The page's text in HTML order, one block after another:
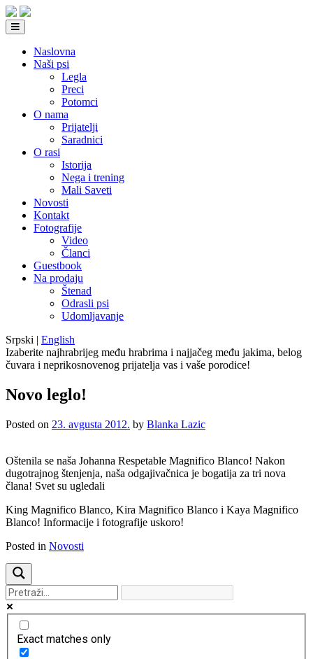
Naslovna
Naši psi
Legla
Preci
Potomci
O nama
Prijatelji
Saradnici
O rasi
Istorija
Nega i trening
Mali Saveti
Novosti
Kontakt
Fotografije
Video
Članci
Guestbook
Na prodaju
Štenad
Odrasli psi
Udomljavanje
Srpski | English
Izaberite najhrabrijeg među hrabrima i najjačeg među jakima, belog
čuvara i neprikosnovenog prijatelja vas i vaše porodice!
Novo leglo!
Posted on 23. avgusta 2012. by Blanka Lazic
Oštenila se naša Johanna Respetable Magnifico Blanco! Nakon
dugotrajnog štenjenja, naša odgajivačnica je bogatija za tri nova
člana! Svet su ugledali
King Magnifico Blanco, Kira Magnifico Blanco i Kaya Magnifico
Blanco! Informacije i fotografije uskoro!
Posted in Novosti
Exact matches only